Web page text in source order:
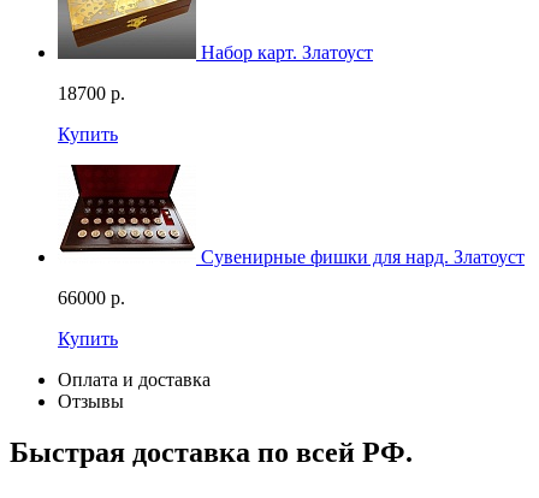
Набор карт. Златоуст
18700 р.
Купить
Сувенирные фишки для нард. Златоуст
66000 р.
Купить
Оплата и доставка
Отзывы
Быстрая доставка по всей РФ.